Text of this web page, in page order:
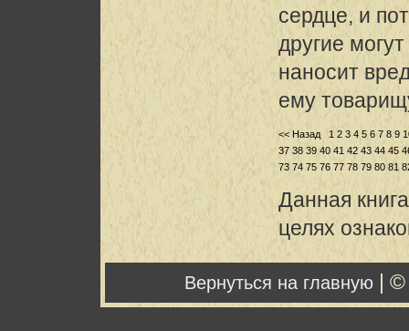
сердце, и
другие
наносит
ему
<< Назад 1 2 3 4 5 6 7 8 9
37 38 39 40 41 42 43 44 45
73 74 75 76 77 78 79 80 81
Данная
целях
Вернуться на главную |